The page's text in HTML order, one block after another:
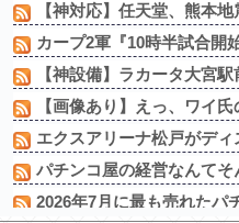
【神対応】任天堂、熊本
カープ2軍『10時半試合開
【神設備】ラカータ大宮
【画像あり】えっ、ワイ
エクスアリーナ松戸がデ
パチンコ屋の経営なんて
2026年7月に最も売れたパ